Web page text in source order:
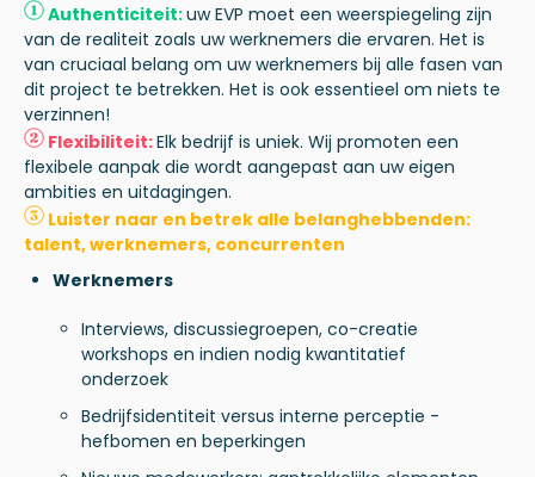
Authenticiteit:uw EVP moet een weerspiegeling zijn
van de realiteit zoals uw werknemers die ervaren. Het is
van cruciaal belang om uw werknemers bij alle fasen van
dit project te betrekken. Het is ook essentieel om niets te
verzinnen!
Flexibiliteit:Elk bedrijf is uniek. Wij promoten een
flexibele aanpak die wordt aangepast aan uw eigen
ambities en uitdagingen.
Luister naar en betrek alle belanghebbenden:
talent, werknemers, concurrenten
Werknemers
Interviews, discussiegroepen, co-creatie
workshops en indien nodig kwantitatief
onderzoek
Bedrijfsidentiteit versus interne perceptie -
hefbomen en beperkingen